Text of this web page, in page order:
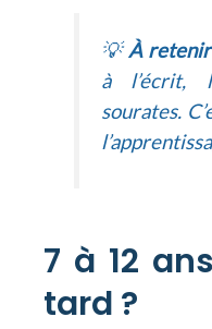
💡À retenir
à l’écrit,
sourates.
7 à 12
tard ?